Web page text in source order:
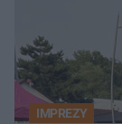
IMPREZY